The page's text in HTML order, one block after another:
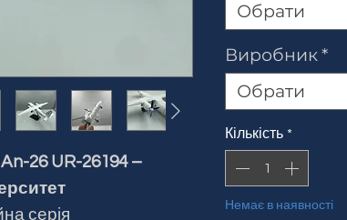
26 UR-26194 –
серія
Обрати
Виробник*
Обрати
Кількість *
Немає в наявності